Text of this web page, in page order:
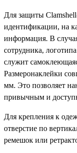
Для защиты
идентификации, на
информация. В
сотрудника,
служит
Размеронаклейки
мм. Это позволяет
привычным и
Для крепления к
отверстие по
ремешок или